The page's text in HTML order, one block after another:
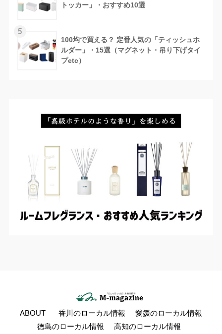
トッカー」・おすすめ10選
5
100均で買える？ 定番人気の「ティッシュホ
ルダー」・15選（マグネット・吊り下げタイ
プetc）
ABOUT 香川のローカル情報
愛媛のローカル情報
徳島のローカル情報
高知のローカル情報